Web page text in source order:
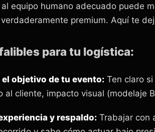
al equipo humano adecuado puede
premium. Aquí te
para tu logística:
el objetivo de tu evento: Ten claro
al cliente, impacto visual (modelaje
y respaldo: Trabajar con